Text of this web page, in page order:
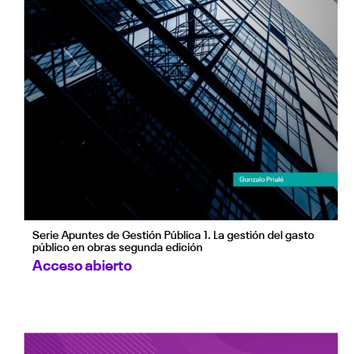
Serie Apuntes de Gestión Pública 1. La gestión del gasto
público en obras segunda edición
Acceso abierto